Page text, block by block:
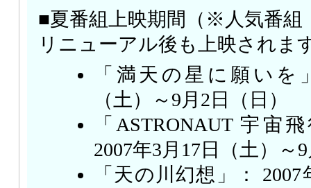
■夏番組上映期間（※人気番組
リニューアル後も上映されま
「満天の星に願いを
（土）～9月2日（日）
「ASTRONAUT 宇宙
2007年3月17日（土）～
「天の川幻想」：